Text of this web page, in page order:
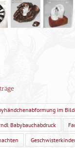
im
Babybauchabdruck